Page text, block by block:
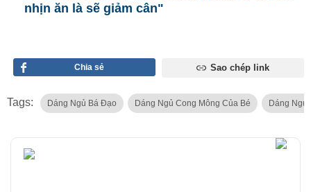
nhịn ăn là sẽ giảm cân"
Chia sẻ Sao chép link
Tags: Dáng Ngủ Bá Đạo Dáng Ngủ Cong Mông Của Bé Dáng Ngủ